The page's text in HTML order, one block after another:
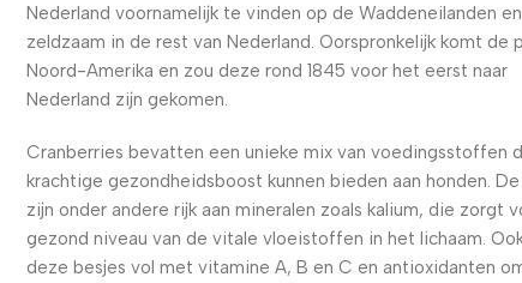
Nederland voornamelijk te vinden op de Waddeneilanden
zeldzaam in de rest van Nederland. Oorspronkelijk komt de
Noord-Amerika en zou deze rond 1845 voor het eerst naar
Nederland zijn gekomen.
Cranberries bevatten een unieke mix van voedingsstoffen
krachtige gezondheidsboost kunnen bieden aan honden.
zijn onder andere rijk aan mineralen zoals kalium, die zorgt
gezond niveau van de vitale vloeistoffen in het lichaam.
deze besjes vol met vitamine A, B en C en antioxidanten